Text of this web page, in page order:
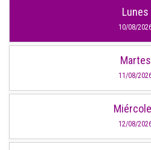
Lunes
10/08/
Martes
11/08/
12/08/